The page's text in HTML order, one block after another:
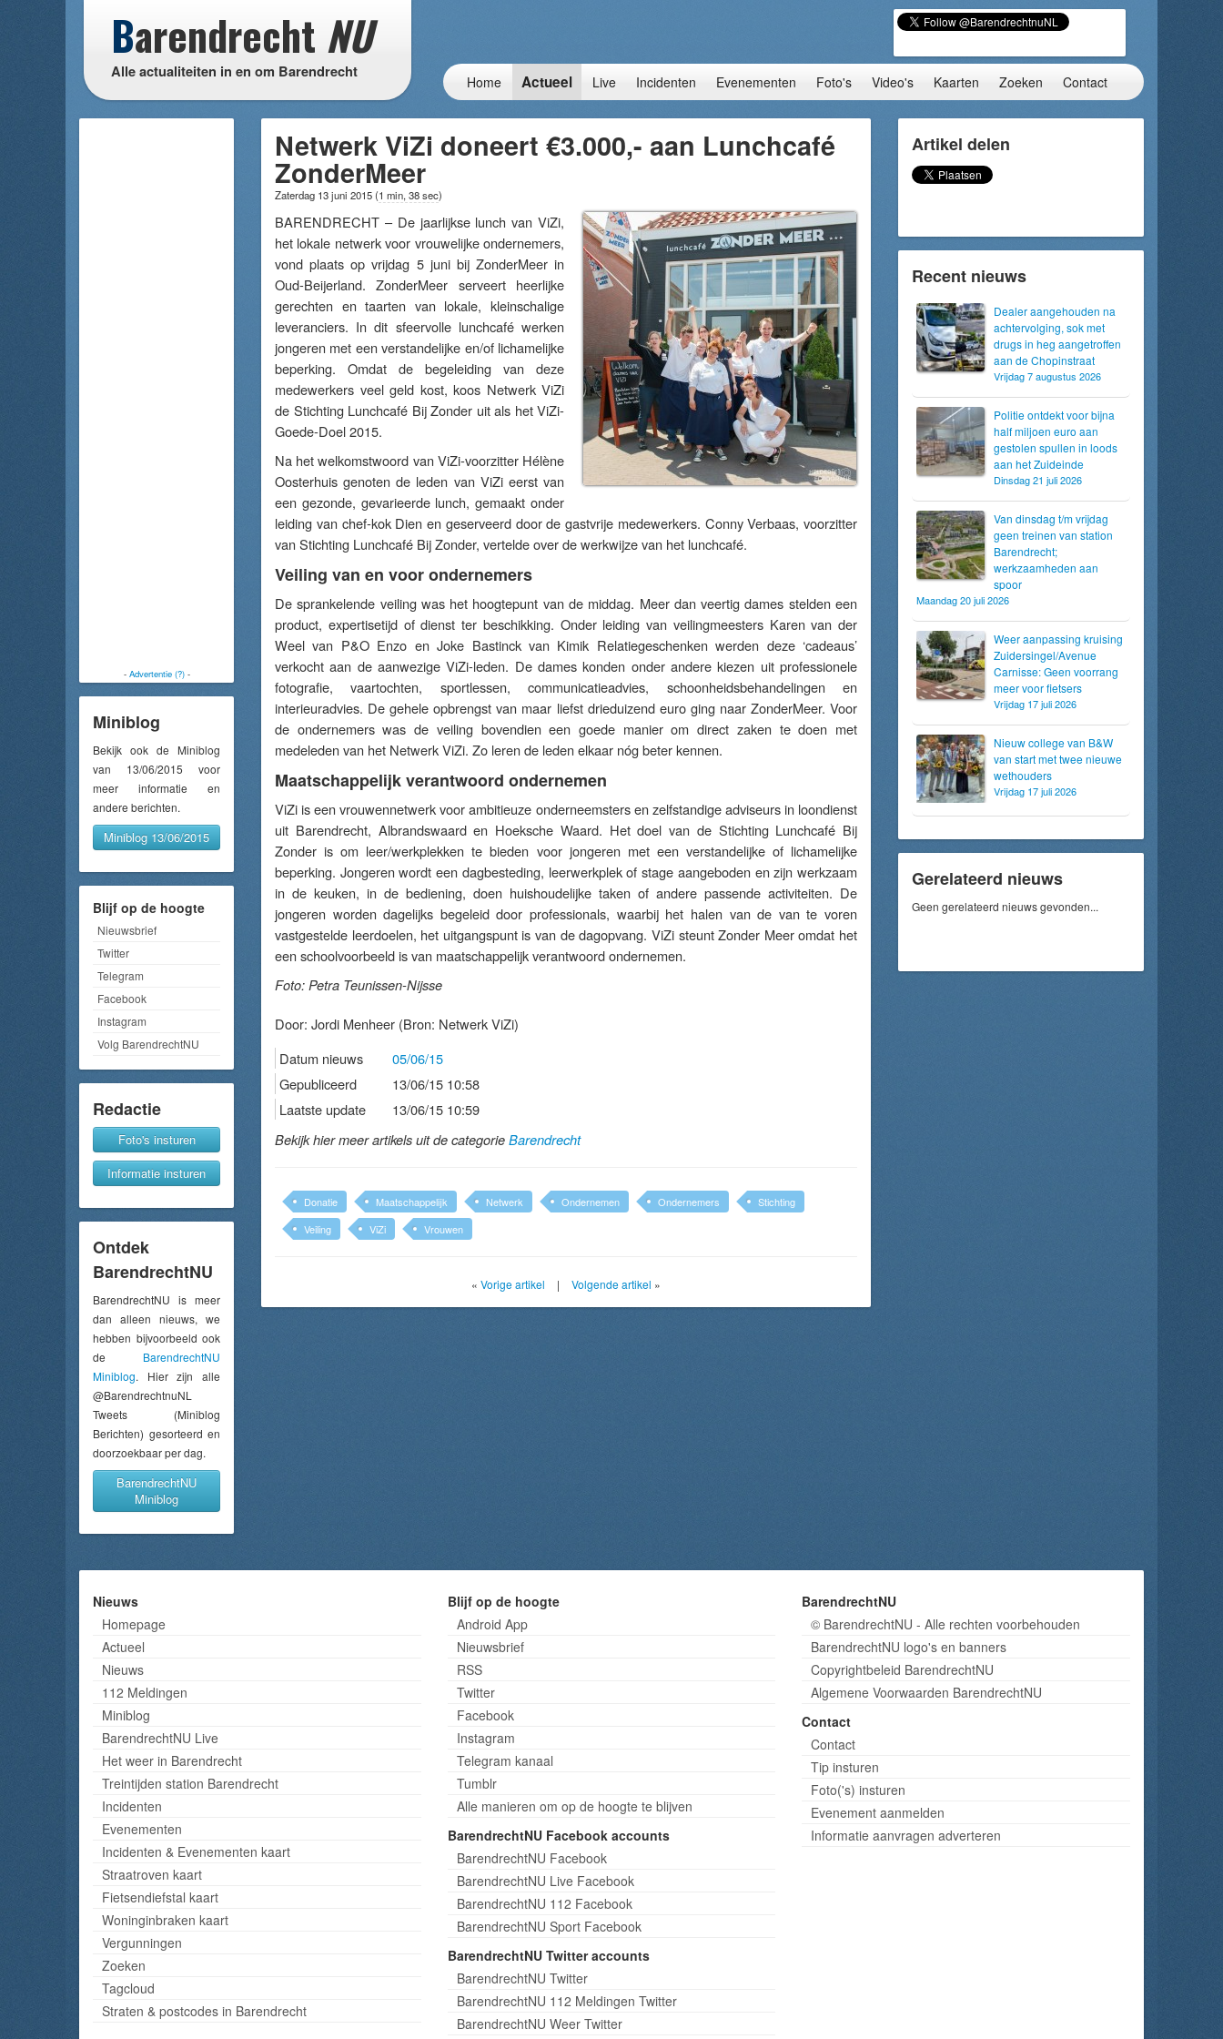
Barendrecht NU
Alle actualiteiten in en om Barendrecht
Home Actueel Live Incidenten Evenementen Foto's Video's Kaarten Zoeken Contact
- Advertentie (?)-
Miniblog
Bekijk ook de Miniblog
van 13/06/2015 voor
meer informatie en
andere berichten.
Miniblog 13/06/2015
Blijf op de hoogte
Nieuwsbrief
Twitter
Telegram
Facebook
Instagram
Volg BarendrechtNU
Redactie
Foto's insturen
Informatie insturen
Ontdek
BarendrechtNU
BarendrechtNU is meer
dan alleen nieuws, we
hebben bijvoorbeeld ook
de BarendrechtNU
Miniblog. Hier zijn alle
@BarendrechtnuNL
Tweets (Miniblog
Berichten) gesorteerd en
doorzoekbaar per dag.
BarendrechtNU
Miniblog
Netwerk ViZi doneert €3.000,- aan Lunchcafé
ZonderMeer
Zaterdag 13 juni 2015(1 min, 38 sec)
BARENDRECHT – De jaarlijkse lunch van ViZi,
het lokale netwerk voor vrouwelijke ondernemers,
vond plaats op vrijdag 5 juni bij ZonderMeer in
Oud-Beijerland. ZonderMeer serveert heerlijke
gerechten en taarten van lokale, kleinschalige
leveranciers. In dit sfeervolle lunchcafé werken
jongeren met een verstandelijke en/of lichamelijke
beperking. Omdat de begeleiding van deze
medewerkers veel geld kost, koos Netwerk ViZi
de Stichting Lunchcafé Bij Zonder uit als het ViZi-
Goede-Doel 2015.
Na het welkomstwoord van ViZi-voorzitter Hélène
Oosterhuis genoten de leden van ViZi eerst van
een gezonde, gevarieerde lunch, gemaakt onder
leiding van chef-kok Dien en geserveerd door de gastvrije medewerkers. Conny Verbaas, voorzitter
van Stichting Lunchcafé Bij Zonder, vertelde over de werkwijze van het lunchcafé.
Veiling van en voor ondernemers
De sprankelende veiling was het hoogtepunt van de middag. Meer dan veertig dames stelden een
product, expertisetijd of dienst ter beschikking. Onder leiding van veilingmeesters Karen van der
Weel van P&O Enzo en Joke Bastinck van Kimik Relatiegeschenken werden deze ‘cadeaus’
verkocht aan de aanwezige ViZi-leden. De dames konden onder andere kiezen uit professionele
fotografie, vaartochten, sportlessen, communicatieadvies, schoonheidsbehandelingen en
interieuradvies. De gehele opbrengst van maar liefst drieduizend euro ging naar ZonderMeer. Voor
de ondernemers was de veiling bovendien een goede manier om direct zaken te doen met
medeleden van het Netwerk ViZi. Zo leren de leden elkaar nóg beter kennen.
Maatschappelijk verantwoord ondernemen
ViZi is een vrouwennetwerk voor ambitieuze onderneemsters en zelfstandige adviseurs in loondienst
uit Barendrecht, Albrandswaard en Hoeksche Waard. Het doel van de Stichting Lunchcafé Bij
Zonder is om leer/werkplekken te bieden voor jongeren met een verstandelijke of lichamelijke
beperking. Jongeren wordt een dagbesteding, leerwerkplek of stage aangeboden en zijn werkzaam
in de keuken, in de bediening, doen huishoudelijke taken of andere passende activiteiten. De
jongeren worden dagelijks begeleid door professionals, waarbij het halen van de van te voren
vastgestelde leerdoelen, het uitgangspunt is van de dagopvang. ViZi steunt Zonder Meer omdat het
een schoolvoorbeeld is van maatschappelijk verantwoord ondernemen.
Foto: Petra Teunissen-Nijsse
Door: Jordi Menheer (Bron: Netwerk ViZi)
Datum nieuws
05/06/15
Gepubliceerd
13/06/15 10:58
Laatste update
13/06/15 10:59
Bekijk hier meer artikels uit de categorie Barendrecht
Donatie Maatschappelijk Netwerk Ondernemen Ondernemers
Stichting
Veiling
ViZi Vrouwen
« Vorige artikel | Volgende artikel »
Artikel delen
Recent nieuws
Dealer aangehouden na
achtervolging, sok met
drugs in heg aangetroffen
aan de Chopinstraat
Vrijdag 7 augustus 2026
Politie ontdekt voor bijna
half miljoen euro aan
gestolen spullen in loods
aan het Zuideinde
Dinsdag 21 juli 2026
Van dinsdag t/m vrijdag
geen treinen van station
Barendrecht;
werkzaamheden aan
spoor
Maandag 20 juli 2026
Weer aanpassing kruising
Zuidersingel/Avenue
Carnisse: Geen voorrang
meer voor fietsers
Vrijdag 17 juli 2026
Nieuw college van B&W
van start met twee nieuwe
wethouders
Vrijdag 17 juli 2026
Gerelateerd nieuws
Geen gerelateerd nieuws gevonden...
Nieuws
Homepage
Actueel
Nieuws
112 Meldingen
Miniblog
BarendrechtNU Live
Het weer in Barendrecht
Treintijden station Barendrecht
Incidenten
Evenementen
Incidenten & Evenementen kaart
Straatroven kaart
Fietsendiefstal kaart
Woninginbraken kaart
Vergunningen
Zoeken
Tagcloud
Straten & postcodes in Barendrecht
Blijf op de hoogte
Android App
Nieuwsbrief
RSS
Twitter
Facebook
Instagram
Telegram kanaal
Tumblr
Alle manieren om op de hoogte te blijven
BarendrechtNU Facebook accounts
BarendrechtNU Facebook
BarendrechtNU Live Facebook
BarendrechtNU 112 Facebook
BarendrechtNU Sport Facebook
BarendrechtNU Twitter accounts
BarendrechtNU Twitter
BarendrechtNU 112 Meldingen Twitter
BarendrechtNU Weer Twitter
BarendrechtNU
© BarendrechtNU - Alle rechten voorbehouden
BarendrechtNU logo's en banners
Copyrightbeleid BarendrechtNU
Algemene Voorwaarden BarendrechtNU
Contact
Contact
Tip insturen
Foto('s) insturen
Evenement aanmelden
Informatie aanvragen adverteren